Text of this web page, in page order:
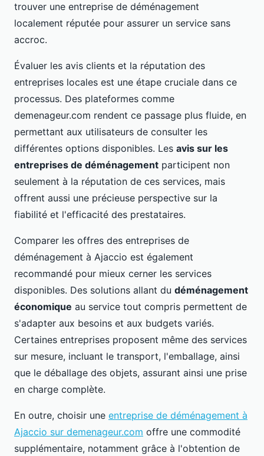
trouver une entreprise de déménagement
localement réputée pour assurer un service sans
accroc.
Évaluer les avis clients et la réputation des
entreprises locales est une étape cruciale dans ce
processus. Des plateformes comme
demenageur.com rendent ce passage plus fluide, en
permettant aux utilisateurs de consulter les
différentes options disponibles. Les avis sur les
entreprises de déménagement participent non
seulement à la réputation de ces services, mais
offrent aussi une précieuse perspective sur la
fiabilité et l'efficacité des prestataires.
Comparer les offres des entreprises de
déménagement à Ajaccio est également
recommandé pour mieux cerner les services
disponibles. Des solutions allant du déménagement
économique au service tout compris permettent de
s'adapter aux besoins et aux budgets variés.
Certaines entreprises proposent même des services
sur mesure, incluant le transport, l'emballage, ainsi
que le déballage des objets, assurant ainsi une prise
en charge complète.
En outre, choisir une entreprise de déménagement à
Ajaccio sur demenageur.com offre une commodité
supplémentaire, notamment grâce à l'obtention de